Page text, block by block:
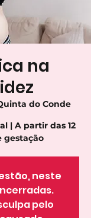
na
do Conde
| A partir das 12
gestação
neste
pelo